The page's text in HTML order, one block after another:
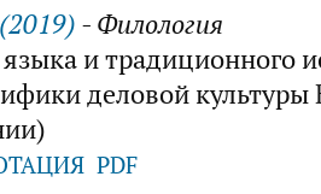
- Филология
и традиционного
деловой культуры
PDF